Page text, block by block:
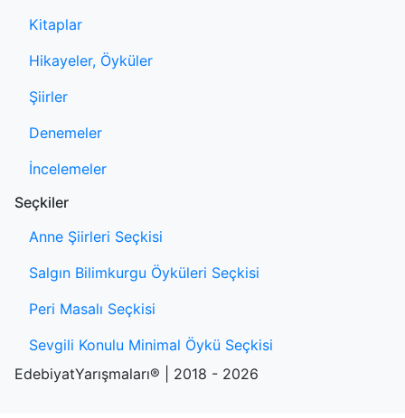
Kitaplar
Hikayeler, Öyküler
Şiirler
Denemeler
İncelemeler
Seçkiler
Anne Şiirleri Seçkisi
Salgın Bilimkurgu Öyküleri Seçkisi
Peri Masalı Seçkisi
Sevgili Konulu Minimal Öykü Seçkisi
EdebiyatYarışmaları® | 2018 - 2026